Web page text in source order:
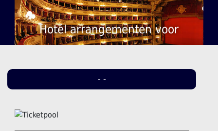
Hotel arrangementen voor
- -